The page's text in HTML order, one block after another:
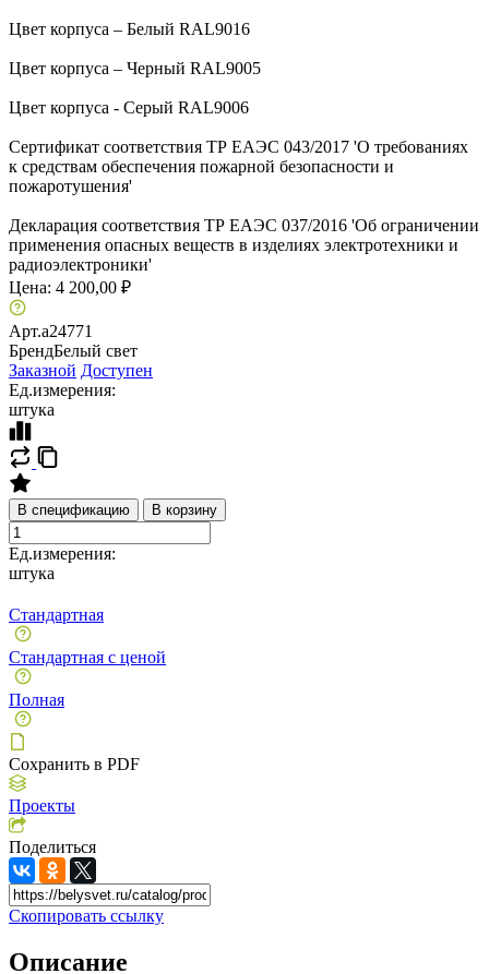
Цвет корпуса – Белый RAL9016
Цвет корпуса – Черный RAL9005
Цвет корпуса - Серый RAL9006
Сертификат соответствия ТР ЕАЭС 043/2017 'О требованиях
к средствам обеспечения пожарной безопасности и
пожаротушения'
Декларация соответствия ТР ЕАЭС 037/2016 'Об ограничении
применения опасных веществ в изделиях электротехники и
радиоэлектроники'
Цена: 4 200,00 ₽
Арт.a24771
БрендБелый свет
Заказной Доступен
Ед.измерения:
штука
В спецификацию В корзину
Ед.измерения:
штука
Стандартная
Стандартная с ценой
Полная
Сохранить в PDF
Проекты
Поделиться
Скопировать ссылку
Описание